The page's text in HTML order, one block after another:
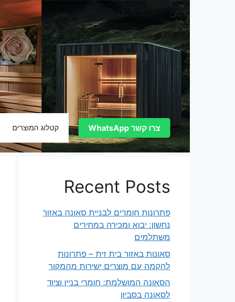
קטלוג המוצרים צרו קשר WhatsApp
Recent Posts
פתרונות חומרים לבניית סאונה באזור
נחשון: יבוא ומכירה במחירים
משתלמים
סאונות באזור בית זית – פתרונות
להקמה עם מוצרים ישירות מהמקור
הסאונה המושלמת: חומרי בניין וציוד
לסאונה בסביון